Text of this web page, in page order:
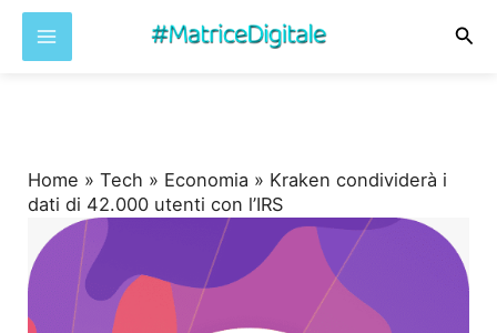
Home »Tech » Economia » Kraken condividerà i
dati di 42.000 utenti con l’IRS